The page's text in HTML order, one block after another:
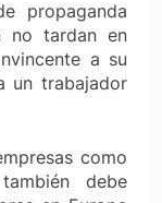
propaganda
no tardan en
a su
un trabajador
como
debe